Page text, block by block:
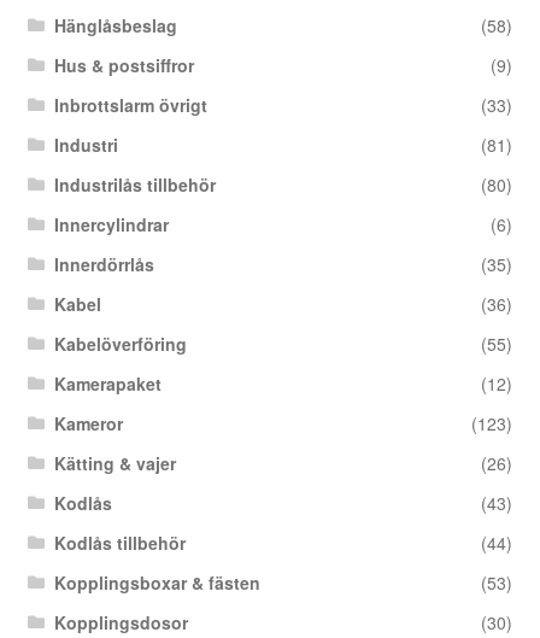
Hänglåsbeslag
(58)
Hus & postsiffror
(9)
Inbrottslarm övrigt
(33)
Industri
(81)
Industrilås tillbehör
(80)
Innercylindrar
(6)
Innerdörrlås
(35)
Kabel
(36)
Kabelöverföring
(55)
Kamerapaket
(12)
Kameror
(123)
Kätting & vajer
(26)
Kodlås
(43)
Kodlås tillbehör
(44)
Kopplingsboxar & fästen
(53)
Kopplingsdosor
(30)